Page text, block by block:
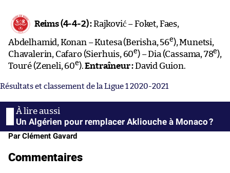
Reims (4-4-2) :Rajković – Foket, Faes,
Abdelhamid, Konan – Kutesa (Berisha, 56e), Munetsi,
Chavalerin, Cafaro (Sierhuis, 60e) – Dia (Cassama, 78e),
Touré (Zeneli, 60e).Entraîneur :David Guion.
Résultats et classement de la Ligue 1 2020-2021
Un Algérien pour remplacer Akliouche à Monaco ?
Par Clément Gavard
Commentaires